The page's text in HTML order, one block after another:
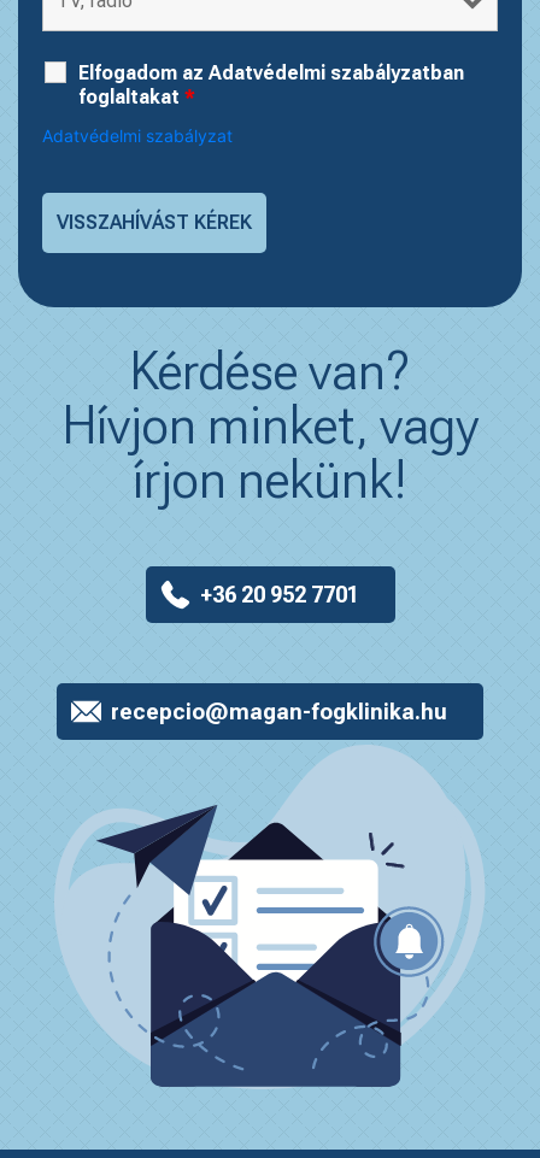
Elfogadom az Adatvédelmi szabályzatban
foglaltakat *
Adatvédelmi szabályzat
Kérdése van?
Hívjon minket, vagy
írjon nekünk!
+36 20 952 7701
recepcio@magan-fogklinika.hu